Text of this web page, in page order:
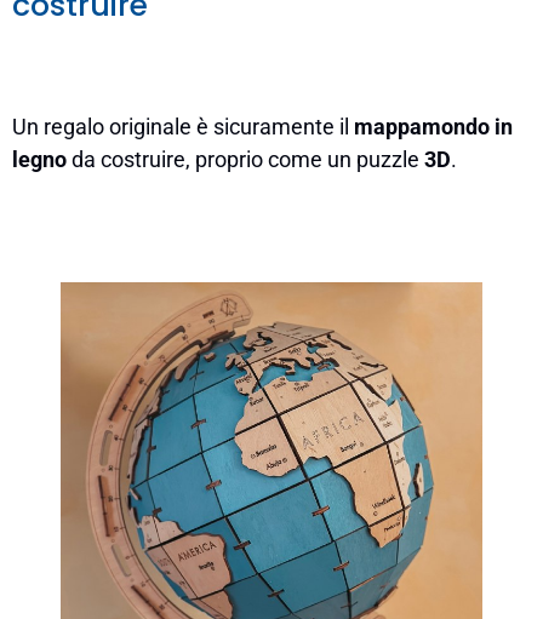
Un regalo originale è sicuramente il mappamondo in
legnoda costruire, proprio come un puzzle 3D.